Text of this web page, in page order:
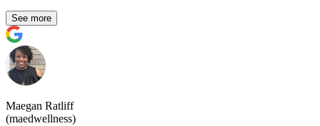
See more
Maegan Ratliff
(maedwellness)